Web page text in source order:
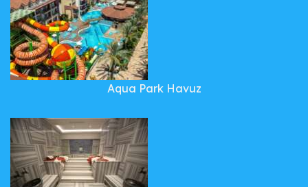
Aqua Park Havuz